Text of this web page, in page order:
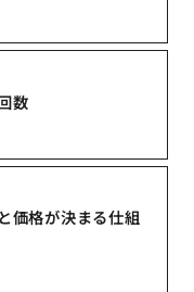
数
価格が決まる仕組